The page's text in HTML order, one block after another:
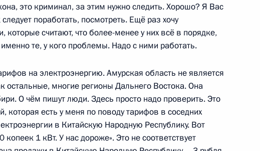
медицинской академии имени
Показать предыдущие материалы
это криминал, за этим нужно следить. Хорошо? Я Вас
поработать, посмотреть. Ещё раз хочу
которые считают, что более-менее у них всё в порядке,
те, у кого проблемы. Надо с ними работать.
на электроэнергию. Амурская область не является
остальные, многие регионы Дальнего Востока. Она
О чём пишут люди. Здесь просто надо проверить. Это
которая есть у меня по поводу тарифов в соседних
в Китайскую Народную Республику. Вот
1 кВт. У нас дороже». Это не соответствует